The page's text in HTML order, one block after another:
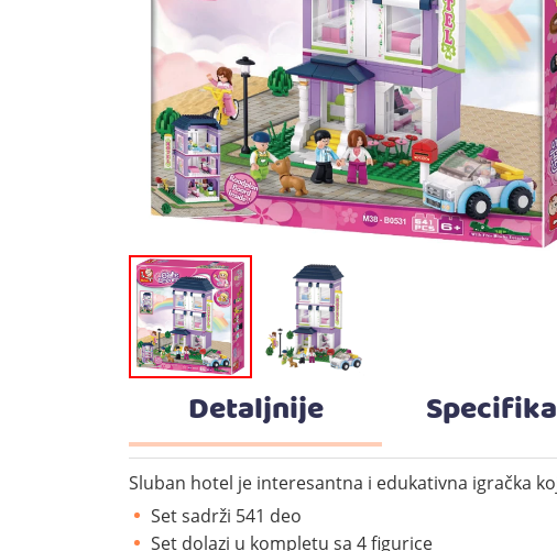
Detaljnije
Sluban hotel je interesantna i edukativna igračka
Set sadrži 541 deo
Set dolazi u kompletu sa 4 figurice